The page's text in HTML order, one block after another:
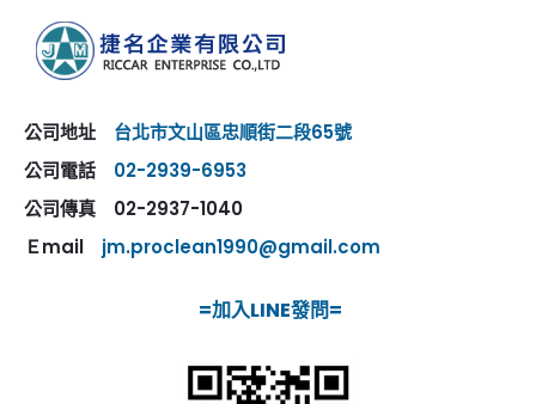
公司地址 台北市文山區忠順街二段65號
公司電話 02-2939-6953
公司傳真 02-2937-1040
Ｅmail jm.proclean1990@gmail.com
=加入LINE發問=